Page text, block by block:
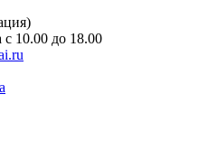
с 10.00 до 18.00